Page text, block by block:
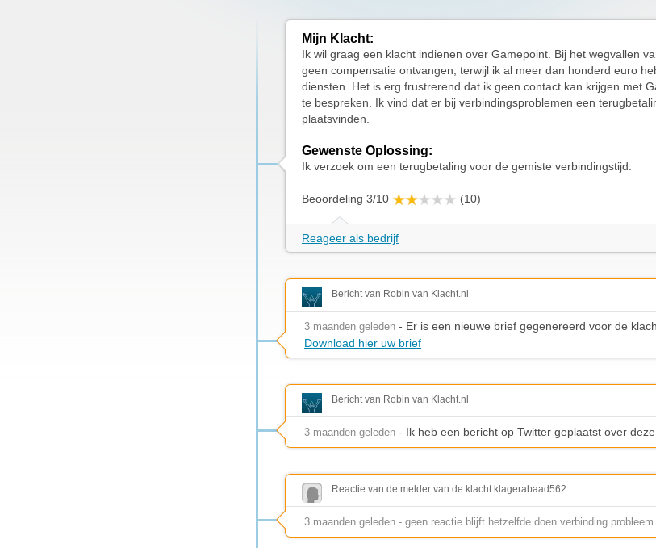
Mijn Klacht:
Ik wil graag een klacht indienen over Gamepoint. Bij het wegvallen
geen compensatie ontvangen, terwijl ik al meer dan honderd euro
diensten. Het is erg frustrerend dat ik geen contact kan krijgen met
te bespreken. Ik vind dat er bij verbindingsproblemen een
plaatsvinden.
Gewenste Oplossing:
Ik verzoek om een terugbetaling voor de gemiste verbindingstijd.
Beoordeling 3/10 (10)
Reageer als bedrijf
Bericht van Robin van Klacht.nl
3 maanden geleden - Er is een nieuwe brief gegenereerd voor de
Download hier uw brief
Bericht van Robin van Klacht.nl
3 maanden geleden - Ik heb een bericht op Twitter geplaatst over
Reactie van de melder van de klacht klagerabaad562
3 maanden geleden - geen reactie blijft hetzelfde doen verbinding probleem